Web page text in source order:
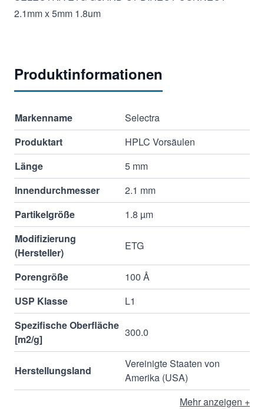
2.1mm x 5mm 1.8um
Produktinformationen
Markenname
Selectra
Produktart
HPLC Vorsäulen
Länge
5 mm
Innendurchmesser
2.1 mm
Partikelgröße
1.8 µm
Modifizierung
(Hersteller)
ETG
Porengröße
100 Å
USP Klasse
L1
Spezifische Oberfläche
[m2/g]
300.0
Herstellungsland
Vereinigte Staaten von
Amerika (USA)
Mehr anzeigen +